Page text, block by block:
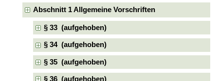
Abschnitt 1 Allgemeine Vorschriften
§ 33 (aufgehoben)
§ 34 (aufgehoben)
§ 35 (aufgehoben)
§ 36 (aufgehoben)